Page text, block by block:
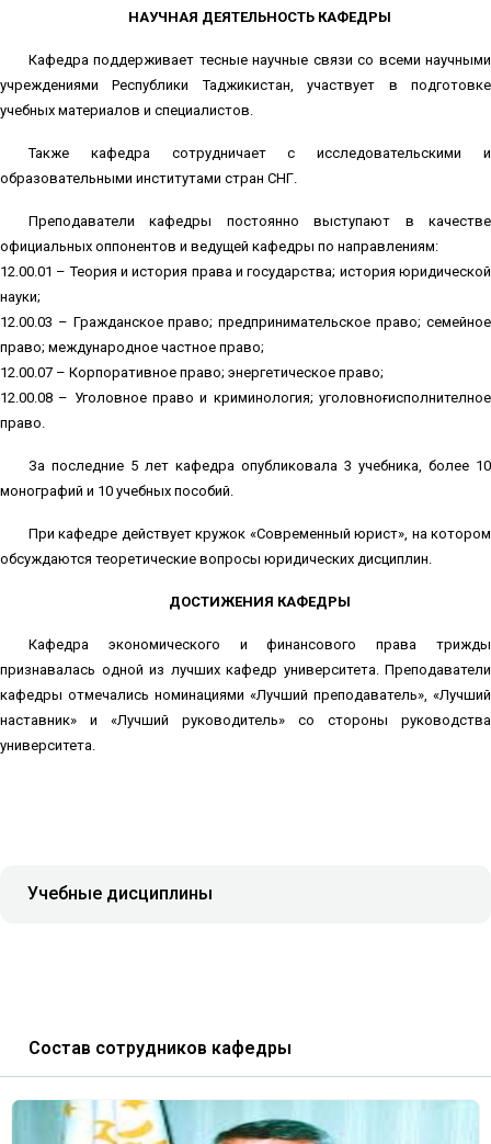
НАУЧНАЯ ДЕЯТЕЛЬНОСТЬ КАФЕДРЫ
Кафедра поддерживает тесные научные связи со всеми научными
учреждениями Республики Таджикистан, участвует в подготовке
учебных материалов и специалистов.
Также кафедра сотрудничает с исследовательскими и
образовательными институтами стран СНГ.
Преподаватели кафедры постоянно выступают в качестве
официальных оппонентов и ведущей кафедры по направлениям:
12.00.01 – Теория и история права и государства; история юридической
науки;
12.00.03 – Гражданское право; предпринимательское право; семейное
право; международное частное право;
12.00.07 – Корпоративное право; энергетическое право;
12.00.08 – Уголовное право и криминология; уголовноғисполнителӣное
право.
За последние 5 лет кафедра опубликовала 3 учебника, более 10
монографий и 10 учебных пособий.
При кафедре действует кружок «Современный юрист», на котором
обсуждаются теоретические вопросы юридических дисциплин.
ДОСТИЖЕНИЯ КАФЕДРЫ
Кафедра экономического и финансового права трижды
признавалась одной из лучших кафедр университета. Преподаватели
кафедры отмечались номинациями «Лучший преподаватель», «Лучший
наставник» и «Лучший руководитель» со стороны руководства
университета.
Учебные дисциплины
Состав сотрудников кафедры